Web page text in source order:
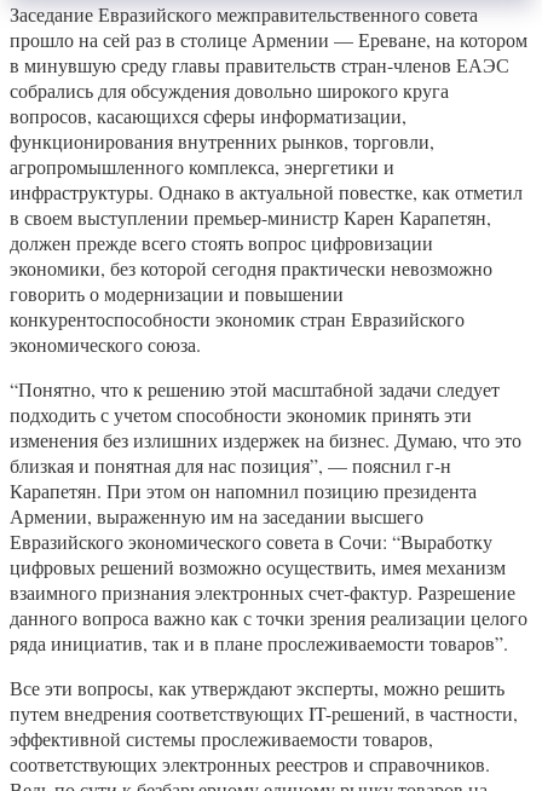
Заседание Евразийского межправительственного совета
прошло на сей раз в столице Армении — Ереване, на котором
в минувшую среду главы правительств стран-членов ЕАЭС
собрались для обсуждения довольно широкого круга
вопросов, касающихся сферы информатизации,
функционирования внутренних рынков, торговли,
агропромышленного комплекса, энергетики и
инфраструктуры. Однако в актуальной повестке, как отметил
в своем выступлении премьер-министр Карен Карапетян,
должен прежде всего стоять вопрос цифровизации
экономики, без которой сегодня практически невозможно
говорить о модернизации и повышении
конкурентоспособности экономик стран Евразийского
экономического союза.
“Понятно, что к решению этой масштабной задачи следует
подходить с учетом способности экономик принять эти
изменения без излишних издержек на бизнес. Думаю, что это
близкая и понятная для нас позиция”, — пояснил г-н
Карапетян. При этом он напомнил позицию президента
Армении, выраженную им на заседании высшего
Евразийского экономического совета в Сочи: “Выработку
цифровых решений возможно осуществить, имея механизм
взаимного признания электронных счет-фактур. Разрешение
данного вопроса важно как с точки зрения реализации целого
ряда инициатив, так и в плане прослеживаемости товаров”.
Все эти вопросы, как утверждают эксперты, можно решить
путем внедрения соответствующих IT-решений, в частности,
эффективной системы прослеживаемости товаров,
соответствующих электронных реестров и справочников.